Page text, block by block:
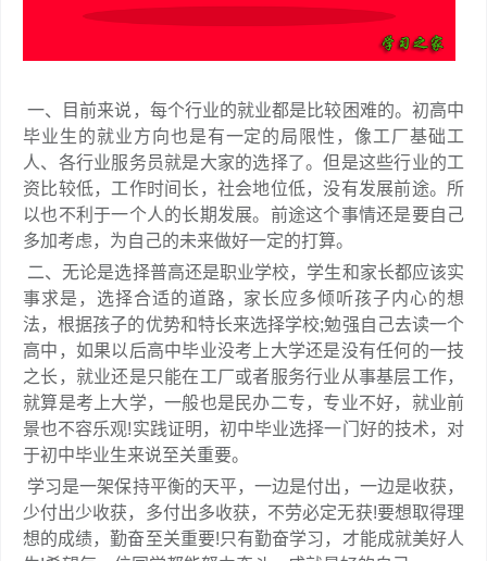
一、目前来说，每个行业的就业都是比较困难的。初高中
毕业生的就业方向也是有一定的局限性，像工厂基础工
人、各行业服务员就是大家的选择了。但是这些行业的工
资比较低，工作时间长，社会地位低，没有发展前途。所
以也不利于一个人的长期发展。前途这个事情还是要自己
多加考虑，为自己的未来做好一定的打算。
二、无论是选择普高还是职业学校，学生和家长都应该实
事求是，选择合适的道路，家长应多倾听孩子内心的想
法，根据孩子的优势和特长来选择学校;勉强自己去读一个
高中，如果以后高中毕业没考上大学还是没有任何的一技
之长，就业还是只能在工厂或者服务行业从事基层工作，
就算是考上大学，一般也是民办二专，专业不好，就业前
景也不容乐观!实践证明，初中毕业选择一门好的技术，对
于初中毕业生来说至关重要。
学习是一架保持平衡的天平，一边是付出，一边是收获，
少付出少收获，多付出多收获，不劳必定无获!要想取得理
想的成绩，勤奋至关重要!只有勤奋学习，才能成就美好人